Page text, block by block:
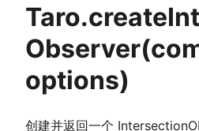
options)
创建并返回一个